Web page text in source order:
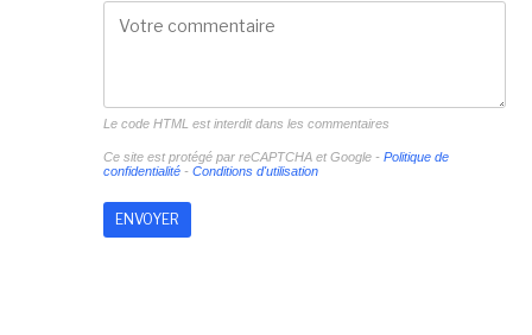
Le code HTML est interdit dans les commentaires
Ce site est protégé par reCAPTCHA et Google - Politique de
confidentialité- Conditions d'utilisation